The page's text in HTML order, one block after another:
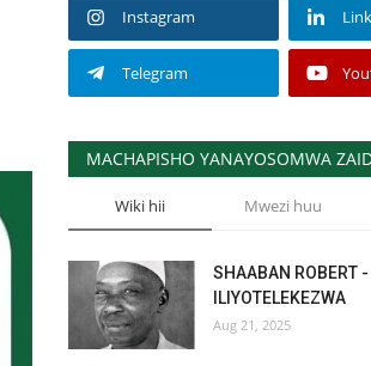
Instagram
Telegram
MACHAPISHO YANAYOSOMWA
Wiki hii Mwezi huu
SHAABAN ROBERT -
ILIYOTELEKEZWA
Aug 21, 2025